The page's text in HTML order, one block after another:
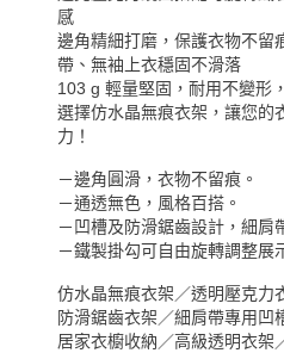
感
邊角精細打磨，保護衣物不留
帶、無袖上衣穩固不滑落
103 g 輕量堅固，耐用不變形
選擇仿水晶無痕衣架，讓您的
力！
－邊角圓滑，衣物不留痕。
－通透無色，風格百搭。
－凹槽及防滑鋸齒設計，細肩
－鐵製掛勾可自由旋轉調整展
仿水晶無痕衣架／透明壓克力
防滑鋸齒衣架／細肩帶專用凹
居家衣櫥收納／高級透明衣架